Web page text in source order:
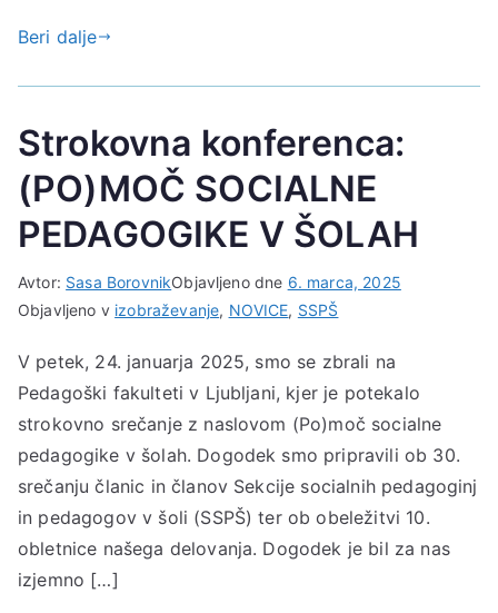
Beri dalje
Strokovna konferenca:
(PO)MOČ SOCIALNE
PEDAGOGIKE V ŠOLAH
Avtor: Sasa BorovnikObjavljeno dne 6. marca, 2025
Objavljeno v izobraževanje, NOVICE, SSPŠ
V petek, 24. januarja 2025, smo se zbrali na
Pedagoški fakulteti v Ljubljani, kjer je potekalo
strokovno srečanje z naslovom (Po)moč socialne
pedagogike v šolah. Dogodek smo pripravili ob 30.
srečanju članic in članov Sekcije socialnih pedagoginj
in pedagogov v šoli (SSPŠ) ter ob obeležitvi 10.
obletnice našega delovanja. Dogodek je bil za nas
izjemno […]